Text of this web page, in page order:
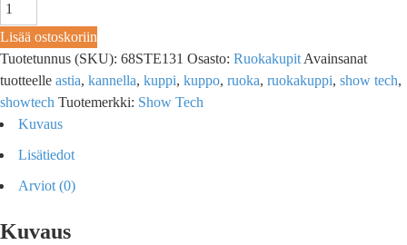
Lisää ostoskoriin
Tuotetunnus (SKU): 68STE131 Osasto: Ruokakupit Avainsanat
tuotteelle astia, kannella, kuppi, kuppo, ruoka, ruokakuppi, show tech,
showtech Tuotemerkki: Show Tech
Kuvaus
Lisätiedot
Arviot (0)
Kuvaus